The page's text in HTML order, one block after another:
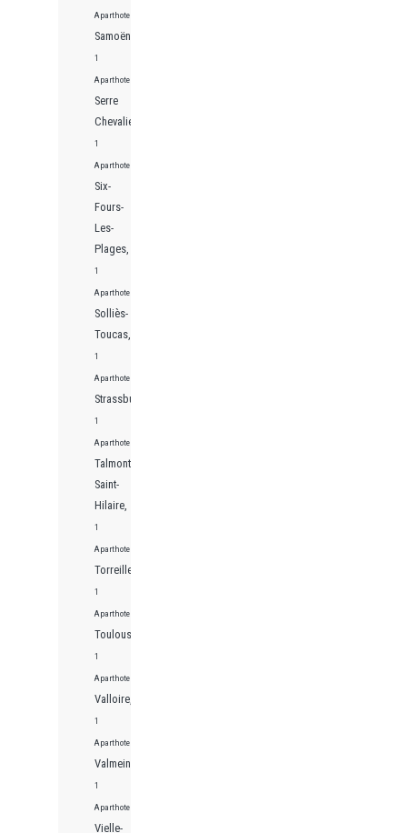
Aparthotels
Samoëns,
1
Aparthotels
Serre
Chevalier,
1
Aparthotels
Six-
Fours-
Les-
Plages,
1
Aparthotels
Solliès-
Toucas,
1
Aparthotels
Strassburg,
1
Aparthotels
Talmont-
Saint-
Hilaire,
1
Aparthotels
Torreilles,
1
Aparthotels
Toulouse,
1
Aparthotels
Valloire,
1
Aparthotels
Valmeinier,
1
Aparthotels
Vielle-